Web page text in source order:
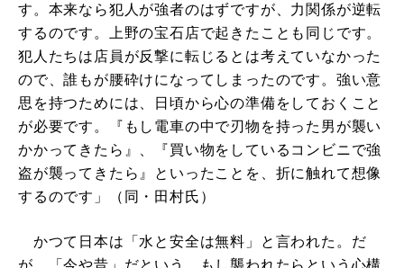
す。本来なら犯人が強者のはずですが、力関係が逆転
するのです。上野の宝石店で起きたことも同じです。
犯人たちは店員が反撃に転じるとは考えていなかった
ので、誰もが腰砕けになってしまったのです。強い意
思を持つためには、日頃から心の準備をしておくこと
が必要です。『もし電車の中で刃物を持った男が襲い
かかってきたら』、『買い物をしているコンビニで強
盗が襲ってきたら』といったことを、折に触れて想像
するのです」（同・田村氏）
かつて日本は「水と安全は無料」と言われた。だ
が、「今や昔」だという。もし襲われたらという心構